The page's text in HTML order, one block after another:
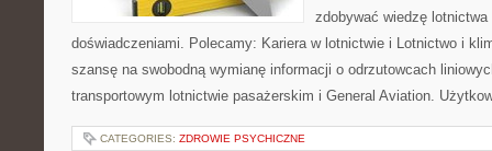
zdobywać wiedzę
doświadczeniami. Polecamy: Kariera w lotnictwie i Lotnictwo i
szansę na swobodną wymianę informacji o odrzutowcach
transportowym lotnictwie pasażerskim i General Aviation.
CATEGORIES: ZDROWIE PSYCHICZNE